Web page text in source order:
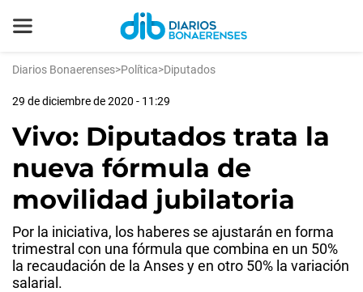
Diarios Bonaerenses>Política>Diputados
29 de diciembre de 2020 - 11:29
Vivo: Diputados trata la
nueva fórmula de
movilidad jubilatoria
Por la iniciativa, los haberes se ajustarán en forma
trimestral con una fórmula que combina en un 50%
la recaudación de la Anses y en otro 50% la variación
salarial.